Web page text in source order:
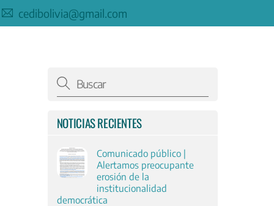
cedibolivia@gmail.com
NOTICIAS RECIENTES
Comunicado público |
Alertamos preocupante
erosión de la
institucionalidad
democrática